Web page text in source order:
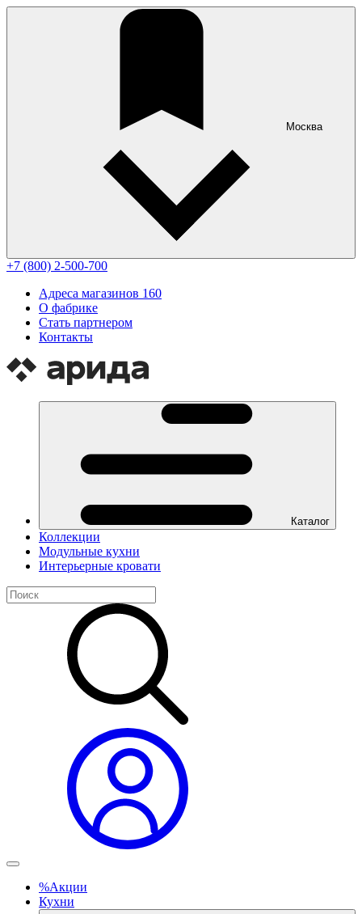
Москва
+7 (800) 2-500-700
Адреса магазинов 160
О фабрике
Стать партнером
Контакты
Каталог
Коллекции
Модульные кухни
Интерьерные кровати
%Акции
Кухни